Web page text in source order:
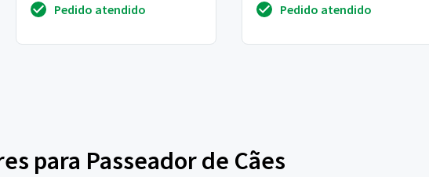
que vem mais ja g...
Pedido atendido
viajando no período
Pedido atendido
para Passeador de Cães